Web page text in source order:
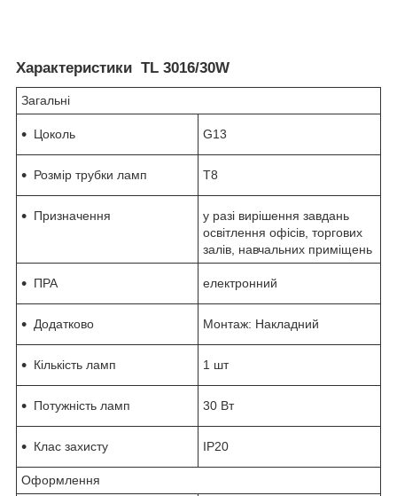
Характеристики TL 3016/30W
Загальні
Цоколь G13
Розмір трубки ламп Т8
Призначення
у разі вирішення завдань
освітлення офісів, торгових
залів, навчальних приміщень
ПРА електронний
Додатково Монтаж: Накладний
Кількість ламп 1 шт
Потужність ламп 30 Вт
Клас захисту IP20
Оформлення